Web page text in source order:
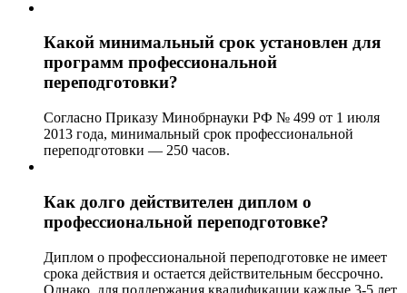
Какой минимальный срок установлен для
программ профессиональной
переподготовки?
Согласно Приказу Минобрнауки РФ № 499 от 1 июля
2013 года, минимальный срок профессиональной
переподготовки — 250 часов.
Как долго действителен диплом о
профессиональной переподготовке?
Диплом о профессиональной переподготовке не имеет
срока действия и остается действительным бессрочно.
Однако, для поддержания квалификации каждые 3-5 лет